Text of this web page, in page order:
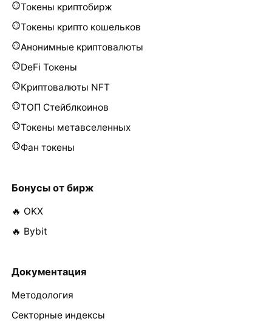
Токены криптобирж
Токены крипто кошельков
Анонимные криптовалюты
DeFi Токены
Криптовалюты NFT
ТОП Стейблкоинов
Токены метавселенных
Фан токены
Бонусы от бирж
🔥 OKX
🔥 Bybit
Документация
Методология
Секторные индексы